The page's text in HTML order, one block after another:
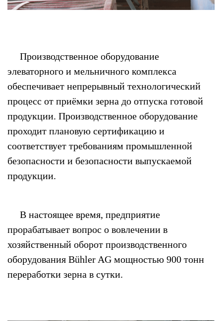
Производственное оборудование
элеваторного и мельничного комплекса
обеспечивает непрерывный технологический
процесс от приёмки зерна до отпуска готовой
продукции. Производственное оборудование
проходит плановую сертификацию и
соответствует требованиям промышленной
безопасности и безопасности выпускаемой
продукции.
В настоящее время, предприятие
прорабатывает вопрос о вовлечении в
хозяйственный оборот производственного
оборудования Bühler AG мощностью 900 тонн
переработки зерна в сутки.